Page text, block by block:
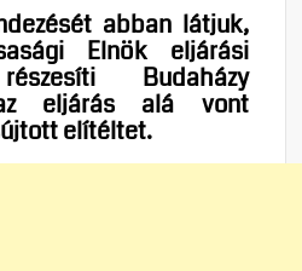
abban látjuk,
Elnök eljárási
Budaházy
eljárás alá vont
elítéltet.